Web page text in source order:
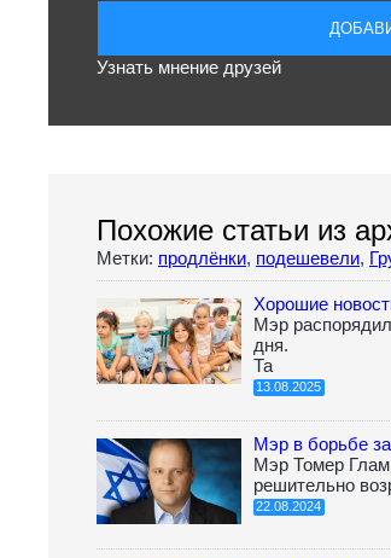
Узнать мнение друзей
Похожие статьи из
Метки: продлёнки, подешевели,
Хорошие
Мэр
дня.
Та
13.08.2025
Мэр в борьбе
Мэр Томер
решительно
22.08.2024